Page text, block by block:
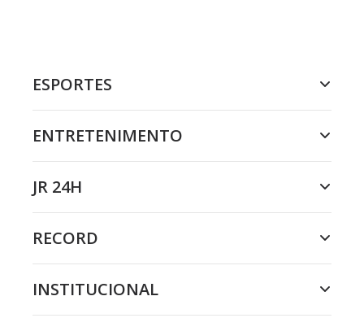
ESPORTES
ENTRETENIMENTO
JR 24H
RECORD
INSTITUCIONAL